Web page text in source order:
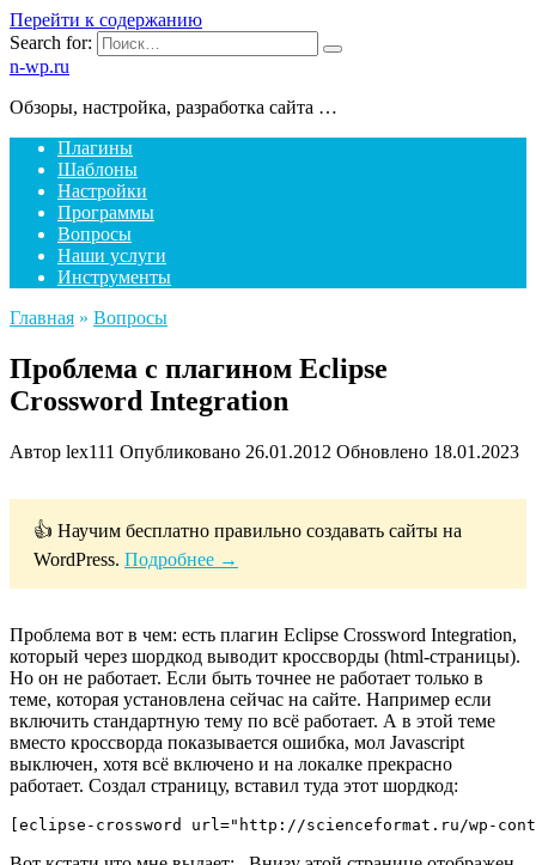
Перейти к содержанию
Search for:
n-wp.ru
Обзоры, настройка, разработка сайта …
Плагины
Шаблоны
Настройки
Программы
Вопросы
Наши услуги
Инструменты
Главная » Вопросы
Проблема с плагином Eclipse
Crossword Integration
Автор lex111 Опубликовано 26.01.2012 Обновлено 18.01.2023
👍 Научим бесплатно правильно создавать сайты на
WordPress. Подробнее →
Проблема вот в чем: есть плагин Eclipse Crossword Integration,
который через шордкод выводит кроссворды (html-страницы).
Но он не работает. Если быть точнее не работает только в
теме, которая установлена сейчас на сайте. Например если
включить стандартную тему по всё работает. А в этой теме
вместо кроссворда показывается ошибка, мол Javascript
выключен, хотя всё включено и на локалке прекрасно
работает. Создал страницу, вставил туда этот шордкод:
[eclipse-crossword url="http://scienceformat.ru/wp-